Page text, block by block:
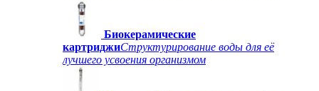
Биокерамические
картриджиСтруктурирование воды для её
лучшего усвоения организмом